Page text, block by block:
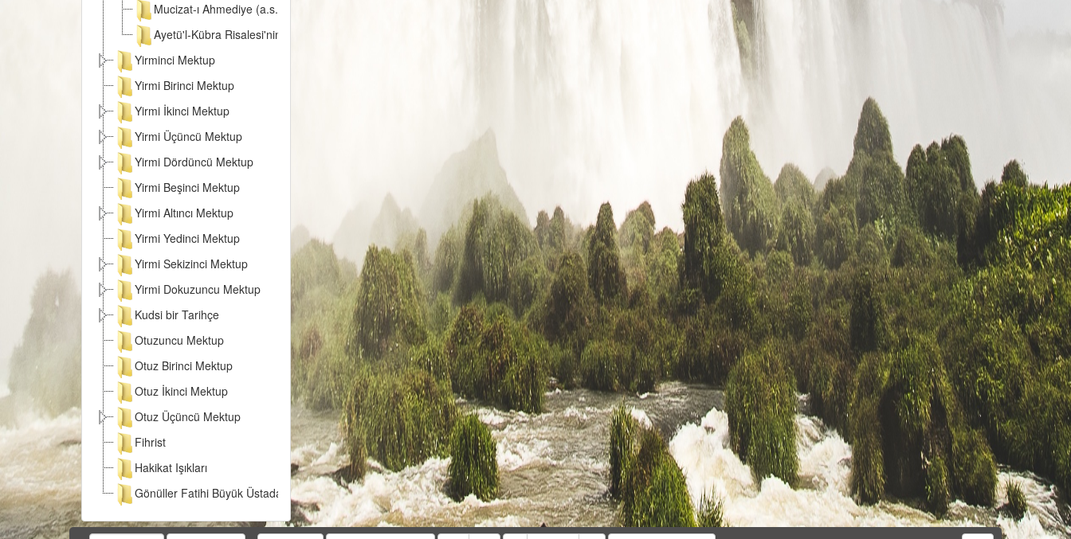
Mucizat-ı Ahmediye (a.s.m.) Zeylinin bir parçasıdır: Mirac hakkında sorulan bir sualin cevabı.
Ayetü'l-Kübra Risalesi'nin Risale-i Ahmediyeden bahseden On Altıncı Mertebesi
Yirminci Mektup
Yirmi Birinci Mektup
Yirmi İkinci Mektup
Yirmi Üçüncü Mektup
Yirmi Dördüncü Mektup
Yirmi Beşinci Mektup
Yirmi Altıncı Mektup
Yirmi Yedinci Mektup
Yirmi Sekizinci Mektup
Yirmi Dokuzuncu Mektup
Kudsi bir Tarihçe
Otuzuncu Mektup
Otuz Birinci Mektup
Otuz İkinci Mektup
Otuz Üçüncü Mektup
Fihrist
Hakikat Işıkları
Gönüller Fatihi Büyük Üstada